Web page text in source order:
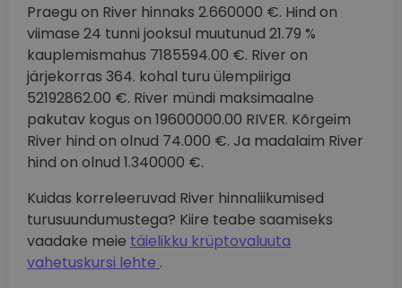
Praegu on River hinnaks 2.660000 €. Hind on
viimase 24 tunni jooksul muutunud 21.79 %
kauplemismahus 7185594.00 €. River on
järjekorras 364. kohal turu ülempiiriga
52192862.00 €. River mündi maksimaalne
pakutav kogus on 19600000.00 RIVER. Kõrgeim
River hind on olnud 74.000 €. Ja madalaim River
hind on olnud 1.340000 €.
Kuidas korreleeruvad River hinnaliikumised
turusuundumustega? Kiire teabe saamiseks
vaadake meie täielikku krüptovaluuta
vahetuskursi lehte .